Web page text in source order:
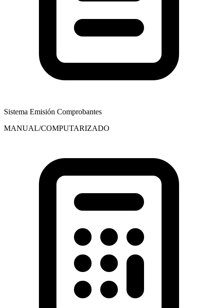
Sistema Emisión Comprobantes
MANUAL/COMPUTARIZADO